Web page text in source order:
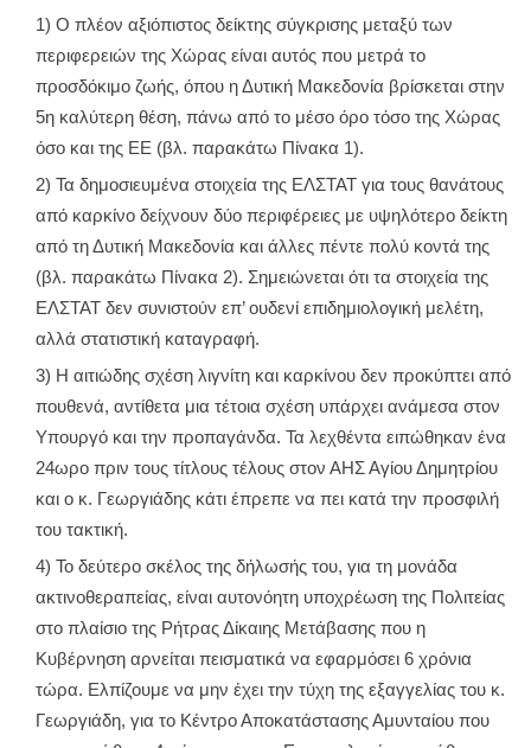
1) Ο πλέον αξιόπιστος δείκτης σύγκρισης μεταξύ των
περιφερειών της Χώρας είναι αυτός που μετρά το
προσδόκιμο ζωής, όπου η Δυτική Μακεδονία βρίσκεται στην
5η καλύτερη θέση, πάνω από το μέσο όρο τόσο της Χώρας
όσο και της ΕΕ (βλ. παρακάτω Πίνακα 1).
2) Τα δημοσιευμένα στοιχεία της ΕΛΣΤΑΤ για τους θανάτους
από καρκίνο δείχνουν δύο περιφέρειες με υψηλότερο δείκτη
από τη Δυτική Μακεδονία και άλλες πέντε πολύ κοντά της
(βλ. παρακάτω Πίνακα 2). Σημειώνεται ότι τα στοιχεία της
ΕΛΣΤΑΤ δεν συνιστούν επ’ ουδενί επιδημιολογική μελέτη,
αλλά στατιστική καταγραφή.
3) Η αιτιώδης σχέση λιγνίτη και καρκίνου δεν προκύπτει από
πουθενά, αντίθετα μια τέτοια σχέση υπάρχει ανάμεσα στον
Υπουργό και την προπαγάνδα. Τα λεχθέντα ειπώθηκαν ένα
24ωρο πριν τους τίτλους τέλους στον ΑΗΣ Αγίου Δημητρίου
και ο κ. Γεωργιάδης κάτι έπρεπε να πει κατά την προσφιλή
του τακτική.
4) Το δεύτερο σκέλος της δήλωσής του, για τη μονάδα
ακτινοθεραπείας, είναι αυτονόητη υποχρέωση της Πολιτείας
στο πλαίσιο της Ρήτρας Δίκαιης Μετάβασης που η
Κυβέρνηση αρνείται πεισματικά να εφαρμόσει 6 χρόνια
τώρα. Ελπίζουμε να μην έχει την τύχη της εξαγγελίας του κ.
Γεωργιάδη, για το Κέντρο Αποκατάστασης Αμυνταίου που